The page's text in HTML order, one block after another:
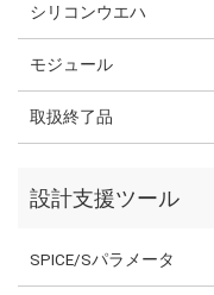
シリコンウエハ
モジュール
取扱終了品
設計支援ツール
SPICE/Sパラメータ